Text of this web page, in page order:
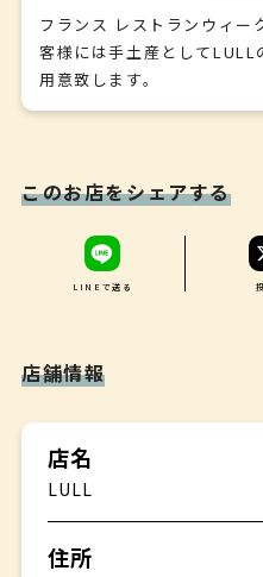
✤
デザート
✤
フランス レストランウィー
客様には手土産として
用意致します。
このお店をシェアする
LINEで送る
店舗情報
店名
LULL
住所